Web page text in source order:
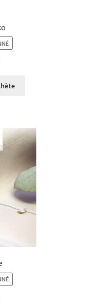
Plage
prix :
Plage